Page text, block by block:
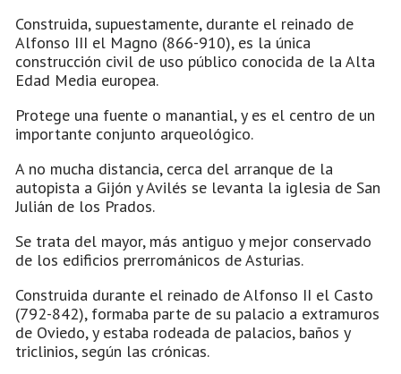
Construida, supuestamente, durante el reinado de
Alfonso III el Magno (866-910), es la única
construcción civil de uso público conocida de la Alta
Edad Media europea.
Protege una fuente o manantial, y es el centro de un
importante conjunto arqueológico.
A no mucha distancia, cerca del arranque de la
autopista a Gijón y Avilés se levanta la iglesia de San
Julián de los Prados.
Se trata del mayor, más antiguo y mejor conservado
de los edificios prerrománicos de Asturias.
Construida durante el reinado de Alfonso II el Casto
(792-842), formaba parte de su palacio a extramuros
de Oviedo, y estaba rodeada de palacios, baños y
triclinios, según las crónicas.